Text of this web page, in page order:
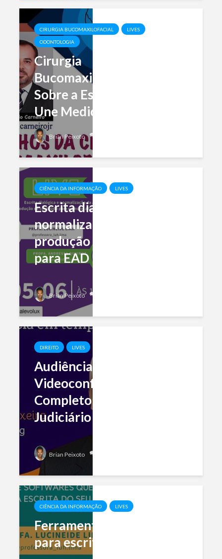
CIRURGIA BUCOMAXILOFACIAL LIVES
ODONTOLOGIA
Cirurgia
Bucomaxilofacial: Tudo
Sobre a Especialidade que
Une Medicina e...
Brian Peixoto
CIÊNCIA DA INFORMAÇÃO LIVES
Escrita dialógica e
normalização da ABNT na
produção de conteúdo
para EAD
Brian Peixoto
DIREITO LIVES
Audiências por
Videoconferência: Guia
Completo da Prática no
Judiciário
Brian Peixoto
CIÊNCIA DA INFORMAÇÃO LIVES
Ferramentas e softwares
para escrita de TCC